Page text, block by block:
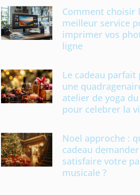
Comment choisir
meilleur service
imprimer vos
ligne
Le cadeau parfait
une
atelier de yoga
pour celebrer la
Noel approche :
cadeau
satisfaire votre
musicale ?